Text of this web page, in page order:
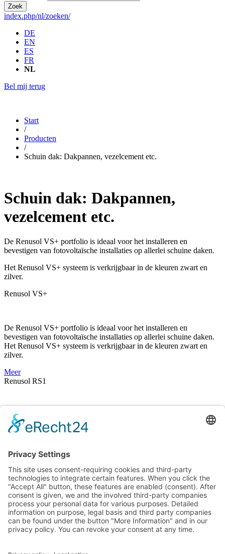
Zoek
index.php/nl/zoeken/
DE
EN
ES
FR
NL
Bel mij terug
Start
/
Producten
/
Schuin dak: Dakpannen, vezelcement etc.
Schuin dak: Dakpannen,
vezelcement etc.
De Renusol VS+ portfolio is ideaal voor het installeren en
bevestigen van fotovoltaïsche installaties op allerlei schuine daken.
Het Renusol VS+ systeem is verkrijgbaar in de kleuren zwart en
zilver.
Renusol VS+
De Renusol VS+ portfolio is ideaal voor het installeren en
bevestigen van fotovoltaïsche installaties op allerlei schuine daken.
Het Renusol VS+ systeem is verkrijgbaar in de kleuren zwart en
zilver.
Meer
Renusol RS1
Een moduleklem voor alle moduleframehoogtes van 30 tot 50 mm
en alle functies.
Renusol LC1
Een laminaatklem voor alle glasdiktes van 3,5 tot 9,5 mm.
Meer
Nieuws